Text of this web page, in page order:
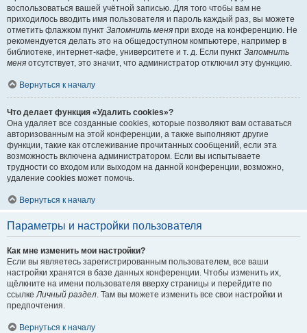
воспользоваться вашей учётной записью. Для того чтобы вам не
приходилось вводить имя пользователя и пароль каждый раз, вы можете
отметить флажком пункт Запомнить меня при входе на конференцию. Не
рекомендуется делать это на общедоступном компьютере, например в
библиотеке, интернет-кафе, университете и т. д. Если пункт Запомнить
меня отсутствует, это значит, что администратор отключил эту функцию.
Вернуться к началу
Что делает функция «Удалить cookies»?
Она удаляет все созданные cookies, которые позволяют вам оставаться
авторизованным на этой конференции, а также выполняют другие
функции, такие как отслеживание прочитанных сообщений, если эта
возможность включена администратором. Если вы испытываете
трудности со входом или выходом на данной конференции, возможно,
удаление cookies может помочь.
Вернуться к началу
Параметры и настройки пользователя
Как мне изменить мои настройки?
Если вы являетесь зарегистрированным пользователем, все ваши
настройки хранятся в базе данных конференции. Чтобы изменить их,
щёлкните на имени пользователя вверху страницы и перейдите по
ссылкеЛичный раздел. Там вы можете изменить все свои настройки и
предпочтения.
Вернуться к началу